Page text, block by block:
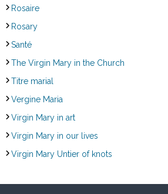
Rosaire
Rosary
Santé
The Virgin Mary in the Church
Titre marial
Vergine Maria
Virgin Mary in art
Virgin Mary in our lives
Virgin Mary Untier of knots